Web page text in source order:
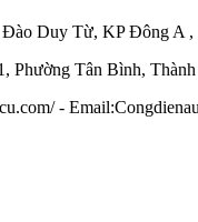
Duy Từ, KP Đông A
Phường Tân Bình,
-